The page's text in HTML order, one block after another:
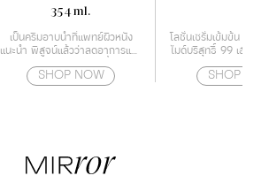
354 ml.
เป็นครีมอาบน้ำที่แพทย์ผิวหนัง
แนะนำ พิสูจน์แล้วว่าลดอาการแห้ง
24 ชั่วโมง
SHOP NOW
โลชั่นเซรั่มเข้มข้น ที่ผส
ไมด์บริสุทธิ์ 99 เฮกซิล
SHOP